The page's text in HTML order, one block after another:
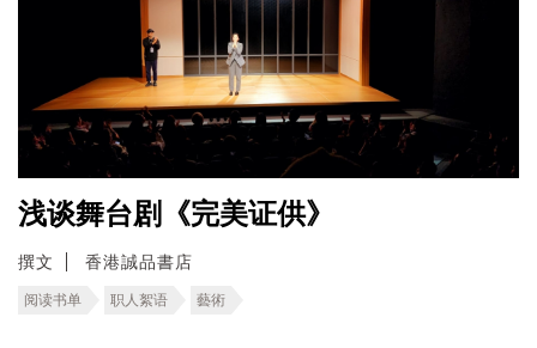
浅谈舞台剧《完美证供》
撰文 香港誠品書店
阅读书单 职人絮语 藝術